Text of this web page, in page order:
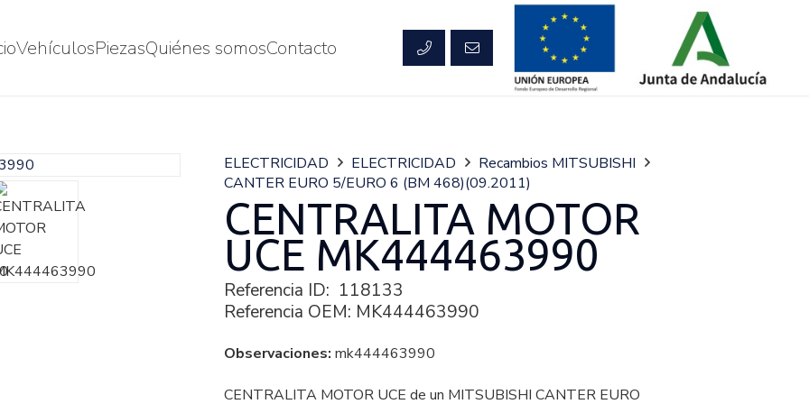
VehículosPiezasQuiénes somosContacto
ELECTRICIDAD ELECTRICIDAD
Recambios MITSUBISHI
CANTER EURO 5/EURO 6 (BM 468)(09.2011)
CENTRALITA MOTOR
UCE MK444463990
Referencia ID: 118133
Referencia OEM: MK444463990
Observaciones: mk444463990
CENTRALITA MOTOR UCE de un MITSUBISHI CANTER EURO